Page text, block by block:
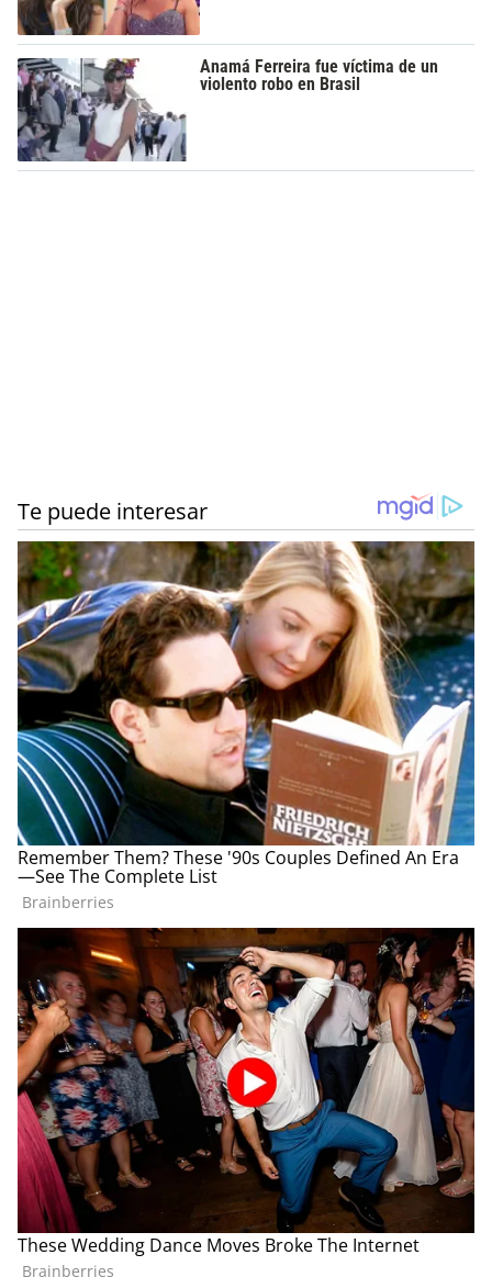
Anamá Ferreira fue víctima de un
violento robo en Brasil